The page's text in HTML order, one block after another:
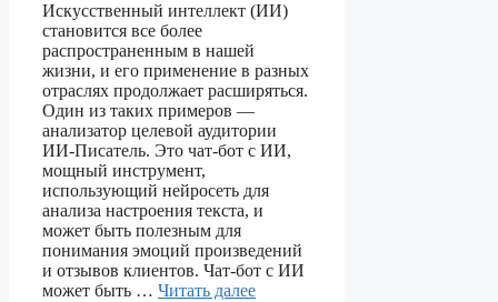
Искусственный интеллект (ИИ)
становится все более
распространенным в нашей
жизни, и его применение в разных
отраслях продолжает расширяться.
Один из таких примеров —
анализатор целевой аудитории
ИИ-Писатель. Это чат-бот с ИИ,
мощный инструмент,
использующий нейросеть для
анализа настроения текста, и
может быть полезным для
понимания эмоций произведений
и отзывов клиентов. Чат-бот с ИИ
может быть … Читать далее